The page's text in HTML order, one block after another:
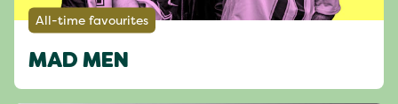
All-time favourites
MAD MEN